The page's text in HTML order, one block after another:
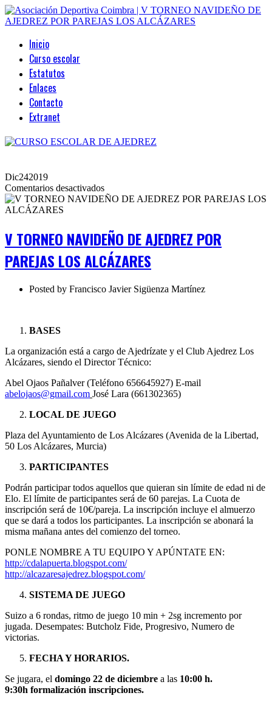
Inicio
Curso escolar
Estatutos
Enlaces
Contacto
Extranet
Dic242019
Comentarios desactivadosen
V
DE
AJEDREZ
POR
PAREJAS
ALCÁZARES
V TORNEO NAVIDEÑO DE AJEDREZ POR
PAREJAS LOS ALCÁZARES
Posted by Francisco Javier Sigüenza Martínez
BASES
La organización está a cargo de Ajedrízate y el Club Ajedrez Los
Alcázares, siendo el Director Técnico:
Abel Ojaos Pañalver (Teléfono 656645927) E-mail
abelojaos@gmail.com José Lara (661302365)
LOCAL DE JUEGO
Plaza del Ayuntamiento de Los Alcázares (Avenida de la Libertad,
50 Los Alcázares, Murcia)
PARTICIPANTES
Podrán participar todos aquellos que quieran sin límite de edad ni de
Elo. El límite de participantes será de 60 parejas. La Cuota de
inscripción será de 10€/pareja. La inscripción incluye el almuerzo
que se dará a todos los participantes. La inscripción se abonará la
misma mañana antes del comienzo del torneo.
PONLE NOMBRE A TU EQUIPO Y APÚNTATE EN:
http://cdalapuerta.blogspot.com/
http://alcazaresajedrez.blogspot.com/
SISTEMA DE JUEGO
Suizo a 6 rondas, ritmo de juego 10 min + 2sg incremento por
jugada. Desempates: Butcholz Fide, Progresivo, Numero de
victorias.
FECHA Y HORARIOS.
Se jugara, el domingo 22 de diciembre a las 10:00 h.
9:30h formalización inscripciones.